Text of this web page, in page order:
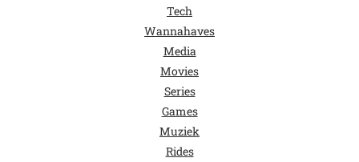
Tech
Wannahaves
Media
Movies
Series
Games
Muziek
Rides